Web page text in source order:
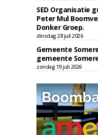
SED Organisatie
Peter Mul
Donker Groep.
dinsdag 28 juli 2026
Gemeente
gemeente
zondag 19 juli 2026